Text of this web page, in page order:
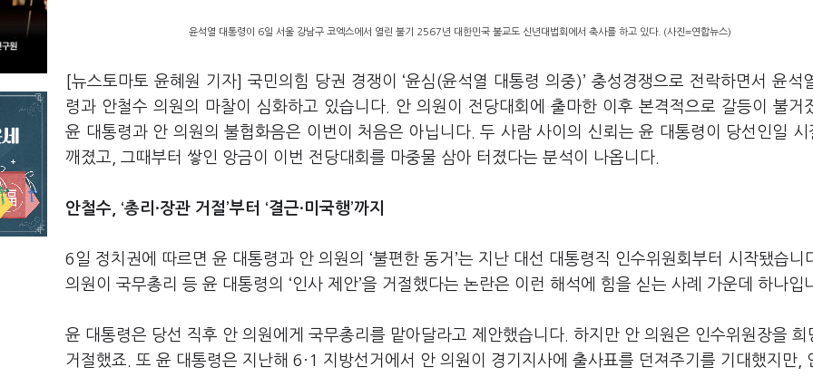
윤석열 대통령이 6일 서울 강남구 코엑스에서 열린 불기 2567년 대한민국 불교도 신년대법회에서 축사를 하고 있다. (사진=연합뉴스)
[뉴스토마토 윤혜원 기자] 국민의힘 당권 경쟁이 ‘윤심(윤석열 대통령 의중)’ 충성경쟁으로 전락하면서 윤석
령과 안철수 의원의 마찰이 심화하고 있습니다. 안 의원이 전당대회에 출마한 이후 본격적으로 갈등이 불거
윤 대통령과 안 의원의 불협화음은 이번이 처음은 아닙니다. 두 사람 사이의 신뢰는 윤 대통령이 당선인일 시
깨졌고, 그때부터 쌓인 앙금이 이번 전당대회를 마중물 삼아 터졌다는 분석이 나옵니다.
안철수, ‘총리·장관 거절’부터 ‘결근·미국행’까지
6일 정치권에 따르면 윤 대통령과 안 의원의 ‘불편한 동거’는 지난 대선 대통령직 인수위원회부터 시작됐습니
의원이 국무총리 등 윤 대통령의 ‘인사 제안’을 거절했다는 논란은 이런 해석에 힘을 싣는 사례 가운데 하나입
윤 대통령은 당선 직후 안 의원에게 국무총리를 맡아달라고 제안했습니다. 하지만 안 의원은 인수위원장을 희
거절했죠. 또 윤 대통령은 지난해 6·1 지방선거에서 안 의원이 경기지사에 출사표를 던져주기를 기대했지만,